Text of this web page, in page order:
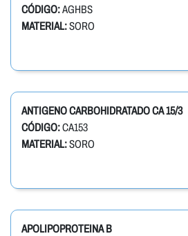
CÓDIGO:AGHBS
MATERIAL:SORO
ANTIGENO CARBOHIDRATADO CA 15/3
CÓDIGO:CA153
MATERIAL:SORO
APOLIPOPROTEINA B